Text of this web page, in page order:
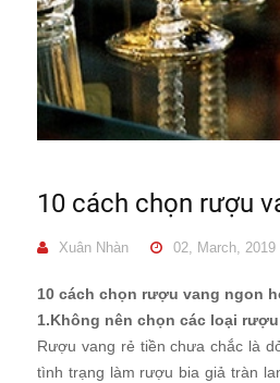
10 cách chọn rượu
Xuân Nhàn 02, March, 2019
10 cách chọn rượu vang ngon
1.Không nên chọn các loại
Rượu vang rẻ tiền chưa chắc là
tình trạng làm rượu bia giả tràn
Rượu Sake Nhật Bản
20/06/2019
Lợi ích bất ngờ khi uống
06/05/2019
UỐNG RƯỢU VANG
BIẾT
06/05/2019